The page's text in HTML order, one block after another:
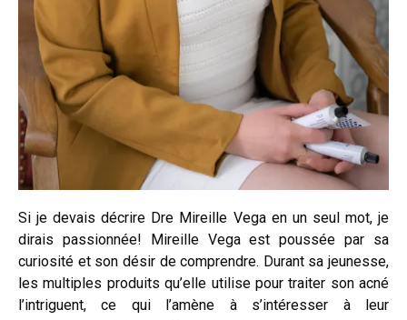
Si je devais décrire Dre Mireille Vega en un seul mot, je
dirais passionnée! Mireille Vega est poussée par sa
curiosité et son désir de comprendre. Durant sa jeunesse,
les multiples produits qu’elle utilise pour traiter son acné
l’intriguent, ce qui l’amène à s’intéresser à leur